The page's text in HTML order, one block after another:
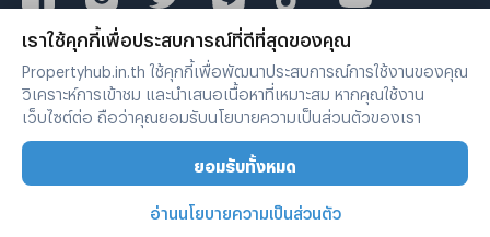
Copyright © 2019-2020
Zimple Internet Co., Ltd. , All rights reserved.
เราใช้คุกกี้เพื่อประสบการณ์ที่ดีที่สุดของคุณ
Propertyhub.in.th ใช้คุกกี้เพื่อพัฒนาประสบการณ์การใช้งานของคุณ
วิเคราะห์การเข้าชม และนำเสนอเนื้อหาที่เหมาะสม หากคุณใช้งาน
เว็บไซต์ต่อ ถือว่าคุณยอมรับนโยบายความเป็นส่วนตัวของเรา
ยอมรับทั้งหมด
อ่านนโยบายความเป็นส่วนตัว